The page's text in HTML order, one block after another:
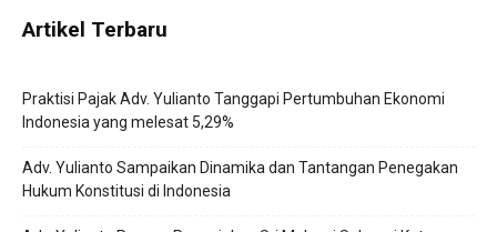
Artikel Terbaru
Praktisi Pajak Adv. Yulianto Tanggapi Pertumbuhan Ekonomi
Indonesia yang melesat 5,29%
Adv. Yulianto Sampaikan Dinamika dan Tantangan Penegakan
Hukum Konstitusi di Indonesia